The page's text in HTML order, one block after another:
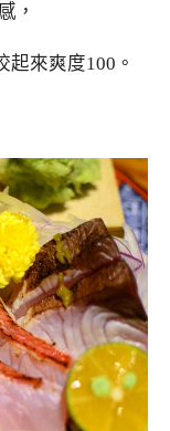
，
來爽度100。